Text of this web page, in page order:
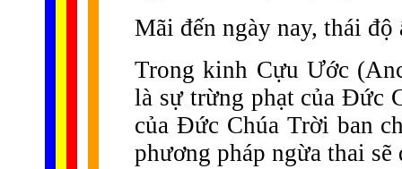
Mãi đến ngày nay, thái
Trong kinh Cựu Ước
là sự trừng phạt của Đức
của Đức Chúa Trời ban
phương pháp ngừa thai